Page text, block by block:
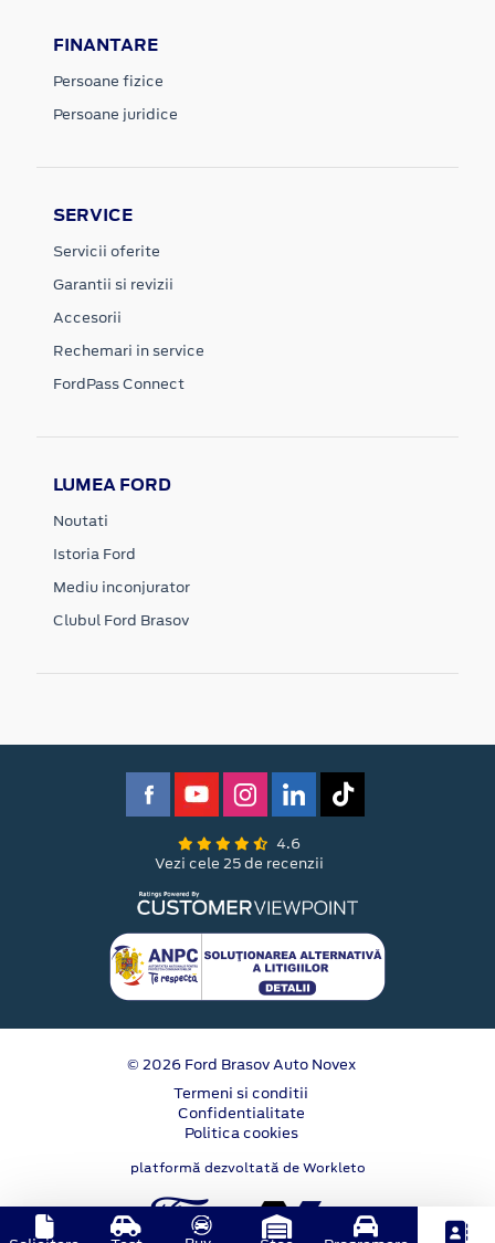
FINANTARE
Persoane fizice
Persoane juridice
SERVICE
Servicii oferite
Garantii si revizii
Accesorii
Rechemari in service
FordPass Connect
LUMEA FORD
Noutati
Istoria Ford
Mediu inconjurator
Clubul Ford Brasov
4.6
Vezi cele 25 de recenzii
© 2026 Ford Brasov Auto Novex
Termeni si conditii
Confidentialitate
Politica cookies
platformă dezvoltată de Workleto